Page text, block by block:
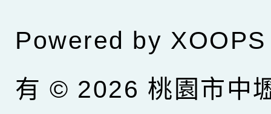
Powered by XOOPS
有 © 2026 桃園市中